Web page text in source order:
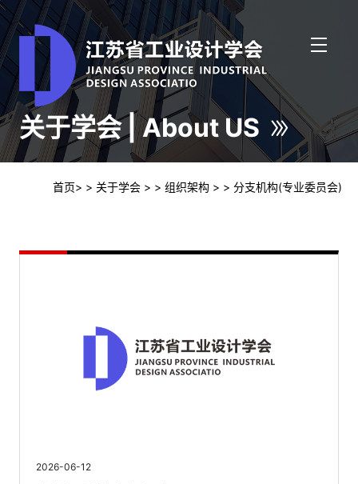
关于学会 | About US
首页> > 关于学会 > > 组织架构 > > 分支机构(专业委员会)
2026-06-12